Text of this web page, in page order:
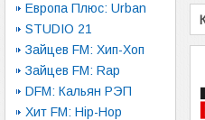
Европа Плюс: Urban
STUDIO 21
Зайцев FM: Хип-Хоп
Зайцев FM: Rap
DFM: Кальян РЭП
Хит FM: Hip-Hop